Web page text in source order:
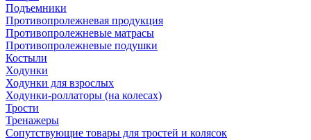
Подъемники
Противопролежневая продукция
Противопролежневые матрасы
Противопролежневые подушки
Костыли
Ходунки
Ходунки для взрослых
Ходунки-роллаторы (на колесах)
Трости
Тренажеры
Сопутствующие товары для тростей и колясок